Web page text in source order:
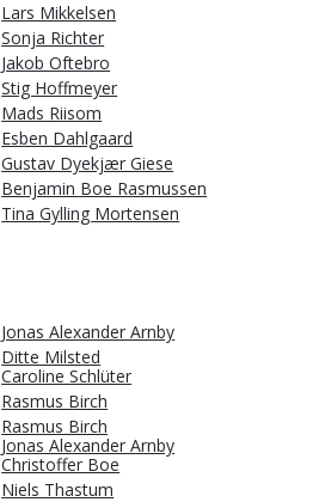
Lars Mikkelsen
Sonja Richter
Jakob Oftebro
Stig Hoffmeyer
Mads Riisom
Esben Dahlgaard
Gustav Dyekjær Giese
Benjamin Boe Rasmussen
Tina Gylling Mortensen
Jonas Alexander Arnby
Ditte Milsted
Caroline Schlüter
Rasmus Birch
Rasmus Birch
Jonas Alexander Arnby
Christoffer Boe
Niels Thastum